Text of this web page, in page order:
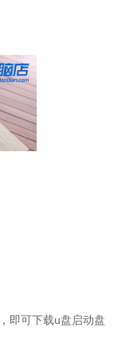
即可下载u盘启动盘